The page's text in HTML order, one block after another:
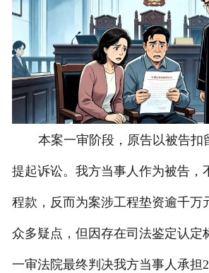
本案一审阶段，原告以被告扣
提起诉讼。我方当事人作为被告，
程款，反而为案涉工程垫资逾千万
众多疑点，但因存在司法鉴定认定
一审法院最终判决我方当事人承担